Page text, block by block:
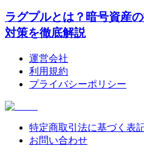
ラグプルとは？暗号資産
対策を徹底解説
運営会社
利用規約
プライバシーポリシー
特定商取引法に基づく表
お問い合わせ